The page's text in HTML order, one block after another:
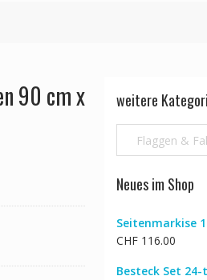
90 cm x weitere
Flaggen &
Neues im Shop
Seitenmarkise
CHF 116.00
Besteck Set